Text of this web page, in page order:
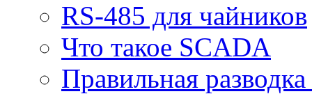
RS-485 для чайников
Что такое SCADA
Правильная